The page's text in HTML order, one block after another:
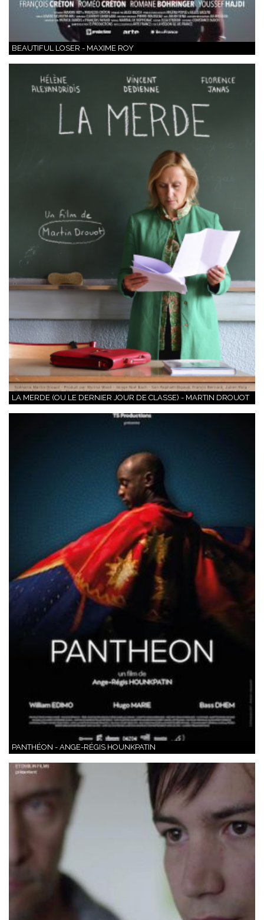
BEAUTIFUL LOSER - MAXIME ROY
LA MERDE (OU LE DERNIER JOUR DE CLASSE) - MARTIN DROUOT
PANTHÉON - ANGE-RÉGIS HOUNKPATIN